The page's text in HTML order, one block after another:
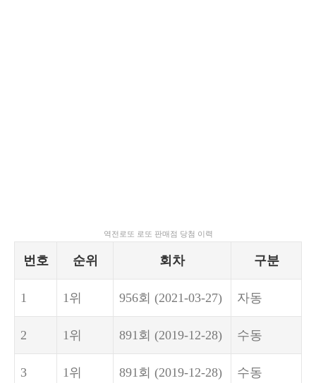
역전로또 로또 판매점 당첨 이력
번호 순위 회차 구분
1 1위 956회 (2021-03-27) 자동
2 1위 891회 (2019-12-28) 수동
3 1위 891회 (2019-12-28) 수동